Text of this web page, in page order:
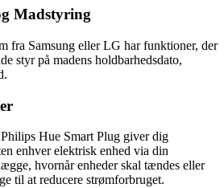
Madstyring
fra Samsung eller LG har funktioner, der
styr på madens holdbarhedsdato,
Hue Smart Plug giver dig
enhver elektrisk enhed via din
hvornår enheder skal tændes eller
til at reducere strømforbruget.